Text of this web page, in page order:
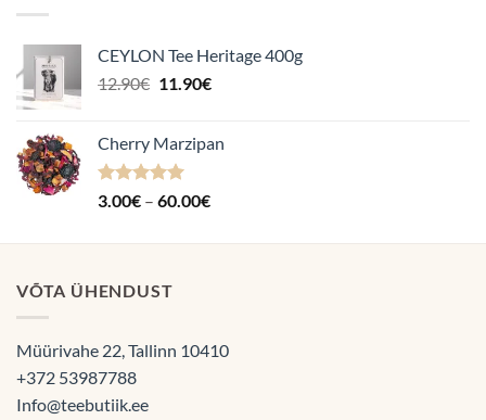
CEYLON Tee Heritage 400g
12.90€ Algne
12.90€.
11.90€Praegune
11.90€.
Cherry Marzipan
Hinnanguga
3.00€ – 60.00€Hinnavahemik:
kuni
VÕTA ÜHENDUST
Müürivahe 22, Tallinn 10410
+372 53987788
Info@teebutiik.ee